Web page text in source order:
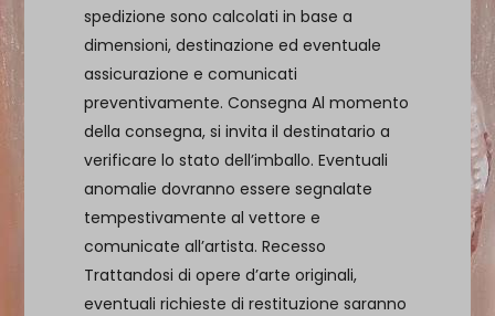
spedizione sono calcolati in base a
dimensioni, destinazione ed eventuale
assicurazione e comunicati
preventivamente. Consegna Al momento
della consegna, si invita il destinatario a
verificare lo stato dell’imballo. Eventuali
anomalie dovranno essere segnalate
tempestivamente al vettore e
comunicate all’artista. Recesso
Trattandosi di opere d’arte originali,
eventuali richieste di restituzione saranno